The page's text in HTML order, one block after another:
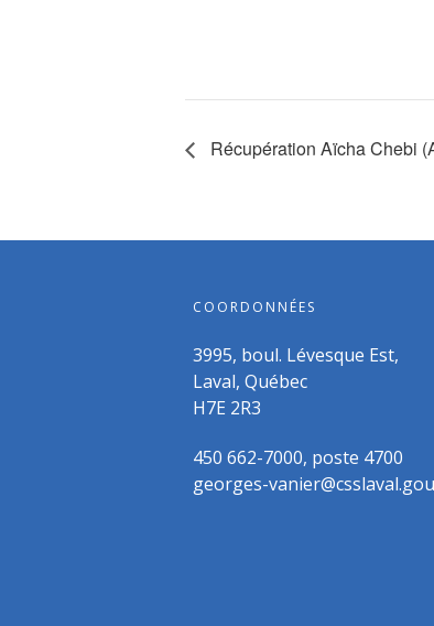
Récupération Aïcha Chebi
COORDONNÉES
3995, boul. Lévesque Est,
Laval, Québec
H7E 2R3
450 662-7000, poste 4700
georges-